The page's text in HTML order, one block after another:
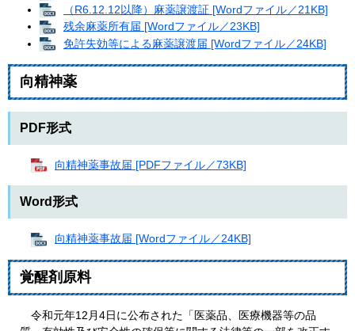
（R6.12.12以降）麻薬譲渡証 [Wordファイル／21KB]
残余麻薬所有届 [Wordファイル／23KB]
免許失効等による麻薬譲渡届 [Wordファイル／24KB]
向精神薬
PDF形式
向精神薬事故届 [PDFファイル／73KB]
Word形式
向精神薬事故届 [Wordファイル／24KB]
覚醒剤原料
令和元年12月4日に公布された「医薬品、医療機器等の品